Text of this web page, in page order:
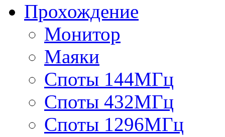
Прохождение
Монитор
Маяки
Споты 144МГц
Споты 432МГц
Споты 1296МГц